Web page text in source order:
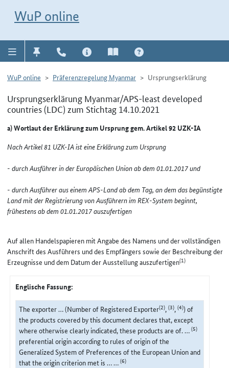
WuP online
WuP online Präferenzregelung Myanmar Ursprungserklärung
Ursprungserklärung Myanmar/APS-least developed
countries (LDC) zum Stichtag 14.10.2021
a) Wortlaut der Erklärung zum Ursprung gem. Artikel 92 UZK-IA
Nach Artikel 81 UZK-IA ist eine Erklärung zum Ursprung
- durch Ausführer in der Europäischen Union ab dem 01.01.2017 und
- durch Ausführer aus einem APS-Land ab dem Tag, an dem das begünstigte
Land mit der Registrierung von Ausführern im REX-System beginnt,
frühestens ab dem 01.01.2017 auszufertigen
Auf allen Handelspapieren mit Angabe des Namens und der vollständigen
Anschrift des Ausführers und des Empfängers sowie der Beschreibung der
Erzeugnisse und dem Datum der Ausstellung auszufertigen(1)
Englische Fassung:
The exporter … (Number of Registered Exporter(2),(3),(4)) of
the products covered by this document declares that, except
where otherwise clearly indicated, these products are of. …(5)
preferential origin according to rules of origin of the
Generalized System of Preferences of the European Union and
that the origin criterion met is … …(6)